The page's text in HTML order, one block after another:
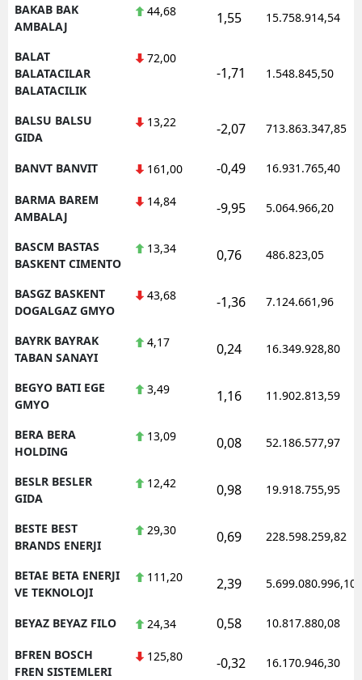
BAKAB BAK
AMBALAJ
44,68 1,55 15.758.914,54
BALAT
BALATACILAR
BALATACILIK
72,00
-1,71 1.548.845,50
BALSU BALSU
GIDA
13,22 -2,07 713.863.347,85
BANVT BANVIT 161,00 -0,49 16.931.765,40
BARMA BAREM
AMBALAJ
14,84 -9,95 5.064.966,20
BASCM BASTAS
BASKENT CIMENTO
13,34 0,76 486.823,05
BASGZ BASKENT
DOGALGAZ GMYO
43,68 -1,36 7.124.661,96
BAYRK BAYRAK
TABAN SANAYI
4,17 0,24 16.349.928,80
BEGYO BATI EGE
GMYO
3,49 1,16 11.902.813,59
BERA BERA
HOLDING
13,09 0,08 52.186.577,97
BESLR BESLER
GIDA
12,42 0,98 19.918.755,95
BESTE BEST
BRANDS ENERJI
29,30 0,69 228.598.259,82
BETAE BETA ENERJI
VE TEKNOLOJI
111,20 2,39 5.699.080.996,10
BEYAZ BEYAZ FILO 24,34 0,58 10.817.880,08
BFREN BOSCH
FREN SISTEMLERI
125,80 -0,32 16.170.946,30